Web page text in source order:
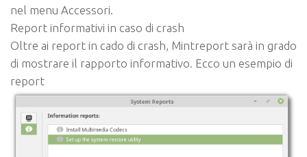
nel menu Accessori.
Report informativi in caso di crash
Oltre ai report in cado di crash, Mintreport sarà in grado
di mostrare il rapporto informativo. Ecco un esempio di
report